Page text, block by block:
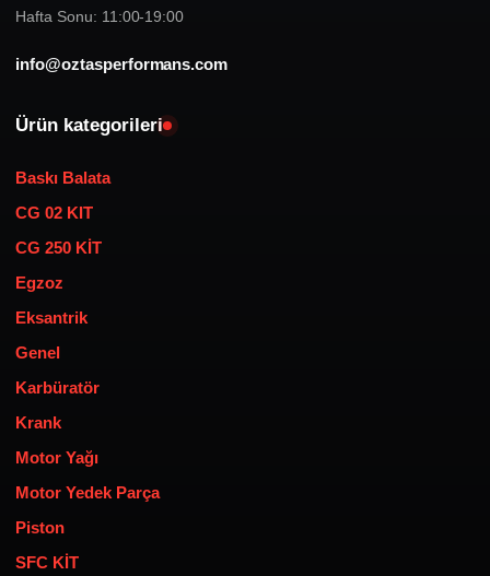
Hafta Sonu: 11:00-19:00
info@oztasperformans.com
Ürün kategorileri
Baskı Balata
CG 02 KIT
CG 250 KİT
Egzoz
Eksantrik
Genel
Karbüratör
Krank
Motor Yağı
Motor Yedek Parça
Piston
SFC KİT